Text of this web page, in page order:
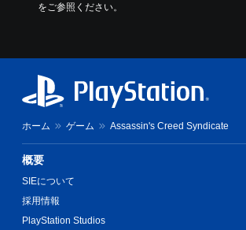
をご参照ください。
ホーム ゲーム Assassin's Creed Syndicate
概要
SIEについて
採用情報
PlayStation Studios